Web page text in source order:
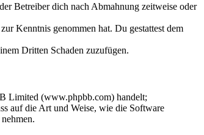
Betreiber dich nach Abmahnung zeitweise oder
Kenntnis genommen hat. Du gestattest dem
Dritten Schaden zuzufügen.
Limited (www.phpbb.com) handelt;
auf die Art und Weise, wie die Software